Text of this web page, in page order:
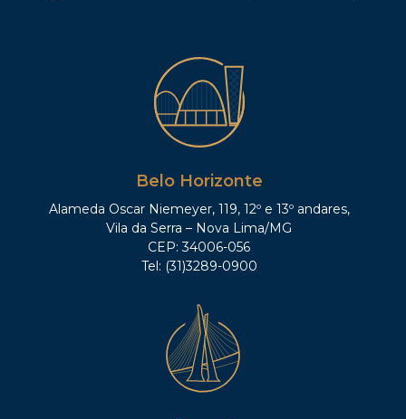
Belo Horizonte
Alameda Oscar Niemeyer, 119, 12º e 13º andares,
Vila da Serra – Nova Lima/MG
CEP: 34006-056
Tel: (31)3289-0900